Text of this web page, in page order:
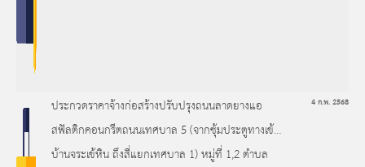
ประกวดราคาจ้างก่อสร้างปรับปรุงถนนลาดยางแอ
สฟัลติกคอนกรีตถนนเทศบาล 5 (จากซุ้มประตูทางเข้า
บ้านจระเข้หิน ถึงสี่แยกเทศบาล 1) หมู่ที่ 1,2 ตำบล
4 ก.พ. 2568